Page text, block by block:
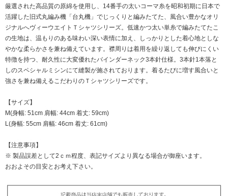
厳選された高品質の原綿を使用し、14番手の太いコーマ糸を昭和初期に日本で
活躍した旧式丸編み機「台丸機」でじっくりと編みたてた、風合い豊かなオリ
ジナルへヴィーウエイトＴシャツシリーズ。低速かつ太い単糸で編みたてたこ
の生地は、温もりのある味わい深い表情に加え、しっかりとした着心地としな
やかな柔らかさを兼ね備えています。襟周りは着用を繰り返しても伸びにくい
特徴を持つ、耐久性に大変優れたバインダーネック3本針仕様。3本針1本落と
しのスペシャルミシンにて縫製が施されております。着るたびに増す風合いと
強さを兼ね備えるこだわりのＴシャツシリーズです。
【サイズ】
M(身幅: 51cm 肩幅: 44cm 着丈: 59cm)
L(身幅: 55cm 肩幅: 46cm 着丈: 61cm)
【注意事項】
※ 製品誤差として2ｃｍ程度、表記サイズより異なる場合が御座います。
おおよその目安とお考え下さい。